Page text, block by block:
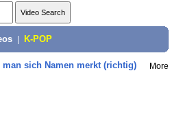
K-POP
man sich Namen merkt (richtig) More